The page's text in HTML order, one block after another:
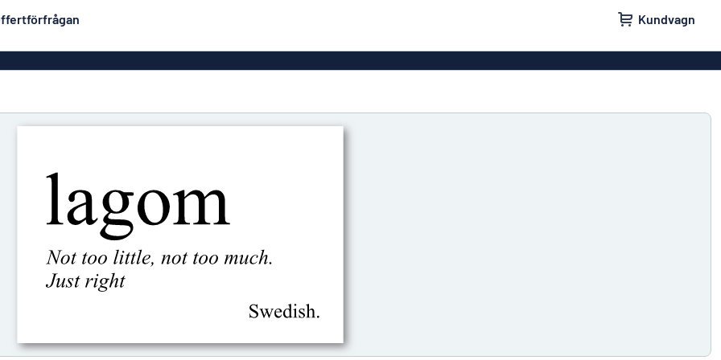
Kundvagn
Rollups
Solid PET
Taktila skyltar
Träskyltar
Vinyltexter
Konturskurna skyltar
emaljstil
Brevlådeskyltar Namnskyltar
Märkskyltar